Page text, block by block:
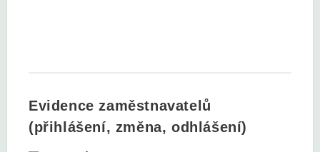
Evidence zaměstnavatelů
(přihlášení, změna, odhlášení)